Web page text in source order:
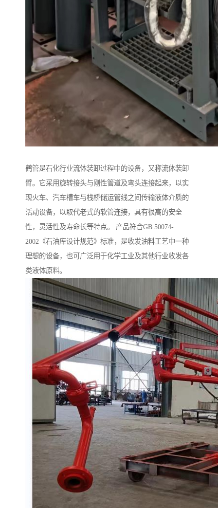
鹤管是石化行业流体装卸过程中的设备，又称流体装卸
臂。它采用旋转接头与刚性管道及弯头连接起来，以实
现火车、汽车槽车与栈桥储运管线之间传输液体介质的
活动设备，以取代老式的软管连接，具有很高的安全
性，灵活性及寿命长等特点。 产品符合GB 50074-
2002《石油库设计规范》标准，是收发油料工艺中一种
理想的设备，也可广泛用于化学工业及其他行业收发各
类液体原料。